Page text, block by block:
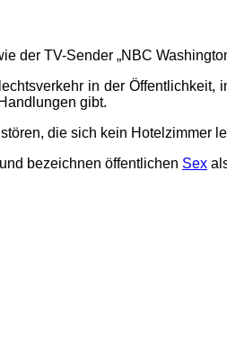
der TV-Sender „NBC
in der Öffentlichkeit,
gibt.
die sich kein Hotelzimmer
bezeichnen öffentlichen Sex